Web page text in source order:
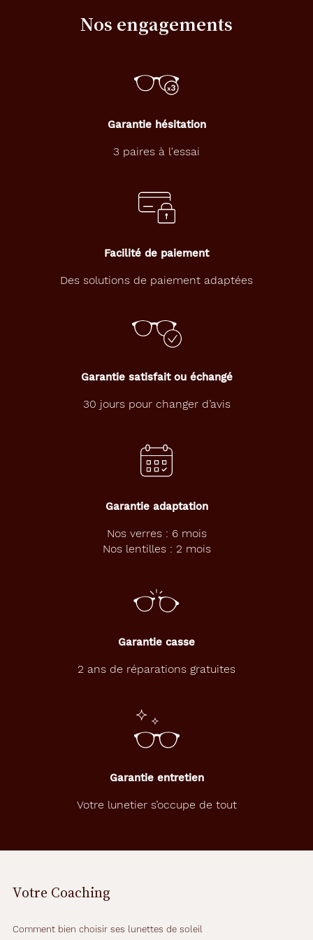
Nos engagements
Garantie hésitation
3 paires à l'essai
Facilité de paiement
Des solutions de paiement adaptées
Garantie satisfait ou échangé
30 jours pour changer d’avis
Garantie adaptation
Nos verres : 6 mois
Nos lentilles : 2 mois
Garantie casse
2 ans de réparations gratuites
Garantie entretien
Votre lunetier s’occupe de tout
Votre Coaching
Comment bien choisir ses lunettes de soleil